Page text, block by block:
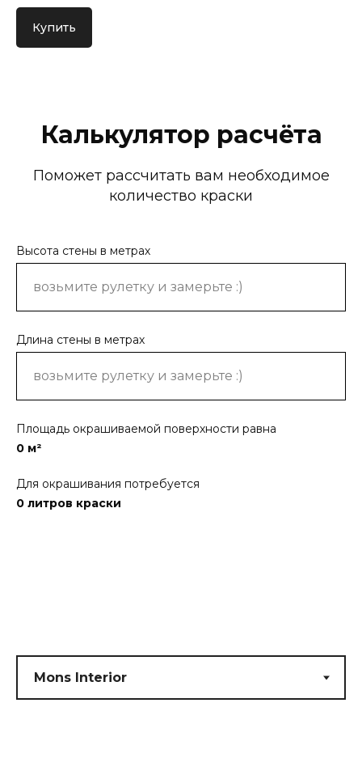
Купить
Калькулятор расчёта
Поможет рассчитать вам необходимое
количество краски
Высота стены в метрах
Длина стены в метрах
Площадь окрашиваемой поверхности равна
0 м²
Для окрашивания потребуется
0 литров краски